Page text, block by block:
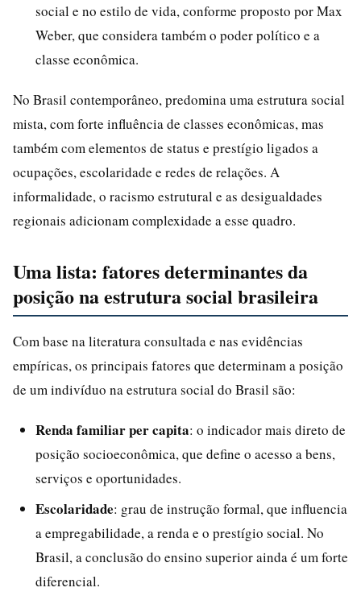
social e no estilo de vida, conforme proposto por Max
Weber, que considera também o poder político e a
classe econômica.
No Brasil contemporâneo, predomina uma estrutura social
mista, com forte influência de classes econômicas, mas
também com elementos de status e prestígio ligados a
ocupações, escolaridade e redes de relações. A
informalidade, o racismo estrutural e as desigualdades
regionais adicionam complexidade a esse quadro.
Uma lista: fatores determinantes da
posição na estrutura social brasileira
Com base na literatura consultada e nas evidências
empíricas, os principais fatores que determinam a posição
de um indivíduo na estrutura social do Brasil são:
Renda familiar per capita: o indicador mais direto de
posição socioeconômica, que define o acesso a bens,
serviços e oportunidades.
Escolaridade: grau de instrução formal, que influencia
a empregabilidade, a renda e o prestígio social. No
Brasil, a conclusão do ensino superior ainda é um forte
diferencial.